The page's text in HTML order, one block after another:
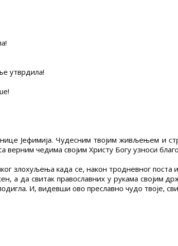
утврдила!
Јефимија. Чудесним твојим живљењем и
чедима својим Христу Богу узноси
злохуљења када се, након тродневног поста
а да свитак православних у рукама својим
И, видевши ово преславно чудо твоје,